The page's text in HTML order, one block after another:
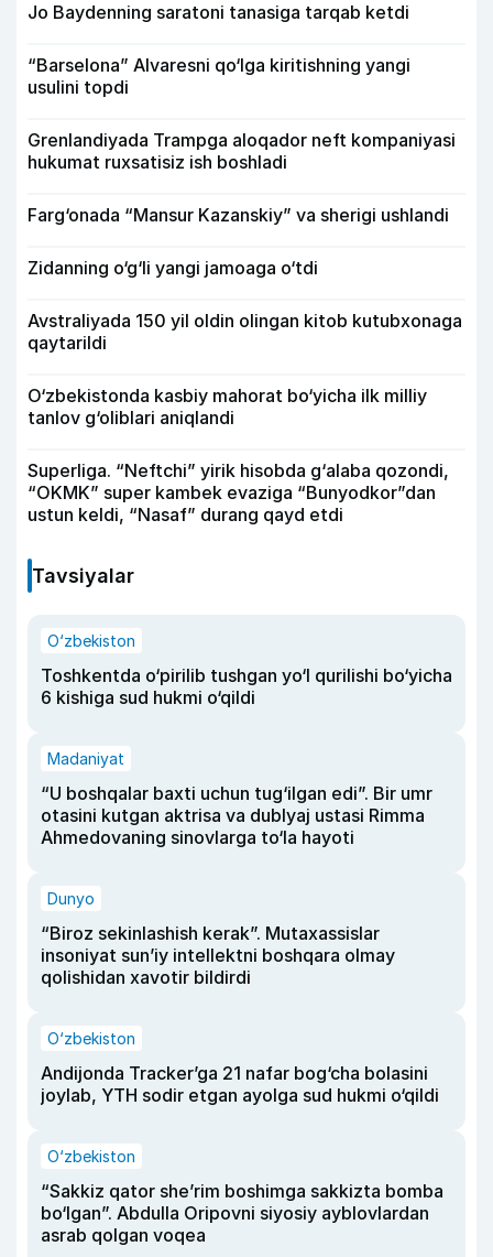
Jo Baydenning saratoni tanasiga tarqab ketdi
“Barselona” Alvaresni qo‘lga kiritishning yangi
usulini topdi
Grenlandiyada Trampga aloqador neft kompaniyasi
hukumat ruxsatisiz ish boshladi
Farg‘onada “Mansur Kazanskiy” va sherigi ushlandi
Zidanning o‘g‘li yangi jamoaga o‘tdi
Avstraliyada 150 yil oldin olingan kitob kutubxonaga
qaytarildi
O‘zbekistonda kasbiy mahorat bo‘yicha ilk milliy
tanlov g‘oliblari aniqlandi
Superliga. “Neftchi” yirik hisobda g‘alaba qozondi,
“OKMK” super kambek evaziga “Bunyodkor”dan
ustun keldi, “Nasaf” durang qayd etdi
Tavsiyalar
O‘zbekiston
Toshkentda o‘pirilib tushgan yo‘l qurilishi bo‘yicha
6 kishiga sud hukmi o‘qildi
Madaniyat
“U boshqalar baxti uchun tug‘ilgan edi”. Bir umr
otasini kutgan aktrisa va dublyaj ustasi Rimma
Ahmedovaning sinovlarga to‘la hayoti
Dunyo
“Biroz sekinlashish kerak”. Mutaxassislar
insoniyat sun’iy intellektni boshqara olmay
qolishidan xavotir bildirdi
O‘zbekiston
Andijonda Tracker’ga 21 nafar bog‘cha bolasini
joylab, YTH sodir etgan ayolga sud hukmi o‘qildi
O‘zbekiston
“Sakkiz qator she’rim boshimga sakkizta bomba
bo‘lgan”. Abdulla Oripovni siyosiy ayblovlardan
asrab qolgan voqea